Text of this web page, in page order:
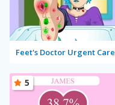
Feet's Doctor Urgent Care
5